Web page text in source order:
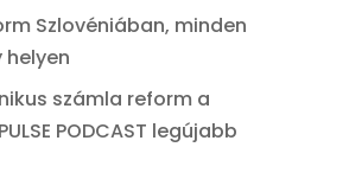
Szlovéniában, minden
számla reform a
PODCAST legújabb